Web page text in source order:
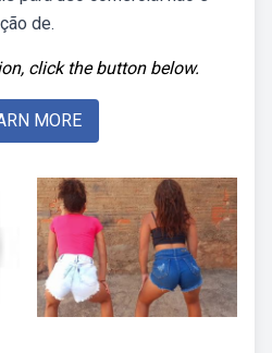
de.
click the button below.
MORE